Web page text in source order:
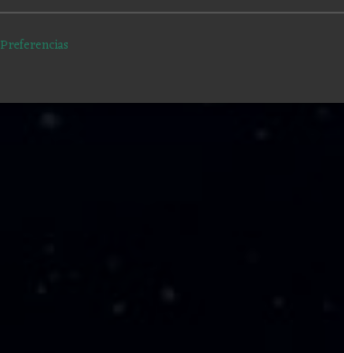
Preferencias